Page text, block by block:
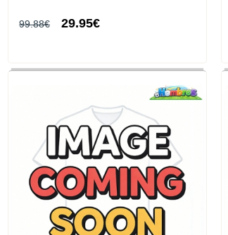
99.88€ 29.95€